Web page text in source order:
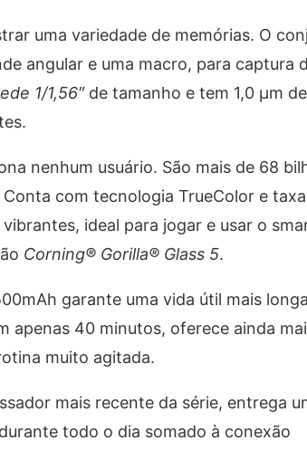
uma variedade de memórias. O
angular e uma macro, para captura
1/1,56″de tamanho e tem 1,0 μm
nenhum usuário. São mais de 68
Conta com tecnologia TrueColor e
ideal para jogar e usar o
Corning® Gorilla® Glass 5.
garante uma vida útil mais
apenas 40 minutos, oferece ainda
muito agitada.
mais recente da série, entrega
todo o dia somado à conexão